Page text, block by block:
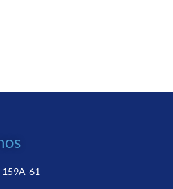
61